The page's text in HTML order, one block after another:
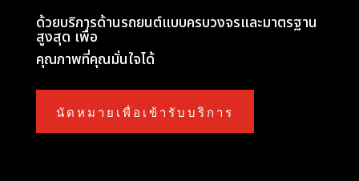
ด้วยบริการด้านรถยนต์แบบครบวงจรและมาตรฐาน
สูงสุด เพื่อ
คุณภาพที่คุณมั่นใจได้
นัดหมายเพื่อเข้ารับบริการ